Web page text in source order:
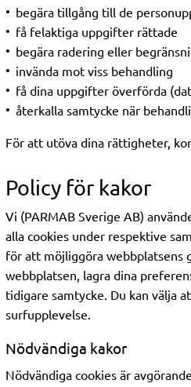
begära tillgång till de
få felaktiga uppgifter rättade
begära radering eller
invända mot viss behandling
få dina uppgifter överförda
återkalla samtycke när
För att utöva dina rättigheter,
Policy för kakor
Vi (PARMAB Sverige AB)
alla cookies under respektive
för att möjliggöra webbplatsens
webbplatsen, lagra dina
tidigare samtycke. Du kan välja
surfupplevelse.
Nödvändiga kakor
Nödvändiga cookies är